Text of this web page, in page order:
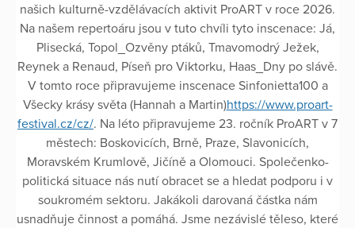
našich kulturně-vzdělávacích aktivit ProART v roce 2026.
Na našem repertoáru jsou v tuto chvíli tyto inscenace: Já,
Plisecká, Topol_Ozvěny ptáků, Tmavomodrý Ježek,
Reynek a Renaud, Píseň pro Viktorku, Haas_Dny po slávě.
V tomto roce připravujeme inscenace Sinfonietta100 a
Všecky krásy světa (Hannah a Martin)https://www.proart-
festival.cz/cz/. Na léto připravujeme 23. ročník ProART v 7
městech: Boskovicích, Brně, Praze, Slavonicích,
Moravském Krumlově, Jičíně a Olomouci. Společenko-
politická situace nás nutí obracet se a hledat podporu i v
soukromém sektoru. Jakákoli darovaná částka nám
usnadňuje činnost a pomáhá. Jsme nezávislé těleso, které